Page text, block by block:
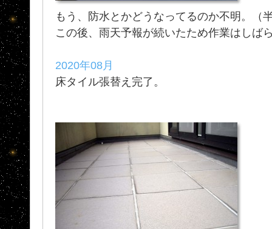
もう、防水とかどうなってるのか不明。（
この後、雨天予報が続いたため作業はしば
2020年08月
床タイル張替え完了。